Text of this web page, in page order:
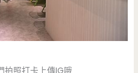
拍照打卡上傳IG哦